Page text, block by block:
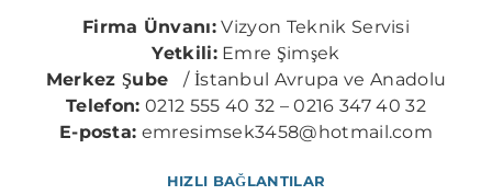
Firma Ünvanı: Vizyon Teknik Servisi
Yetkili:Emre Şimşek
Merkez Şube
/ İstanbul Avrupa ve Anadolu
Telefon: 0212 555 40 32 – 0216 347 40 32
E-posta: emresimsek3458@hotmail.com
HIZLI BAĞLANTILAR